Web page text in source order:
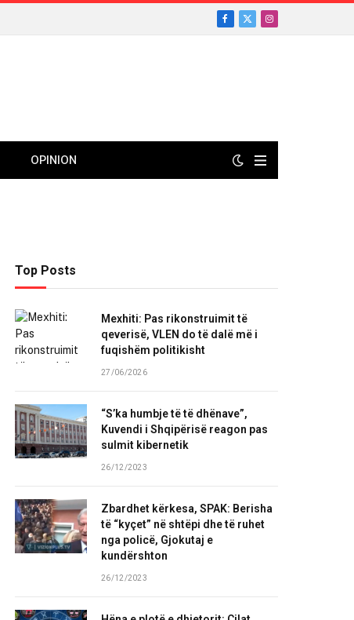
Facebook
X
Instagram
OPINION
Top Posts
Mexhiti: Pas rikonstruimit të
qeverisë, VLEN do të dalë më i
fuqishëm politikisht
27/06/2026
“S’ka humbje të të dhënave”,
Kuvendi i Shqipërisë reagon pas
sulmit kibernetik
26/12/2023
Zbardhet kërkesa, SPAK: Berisha
të “kyçet” në shtëpi dhe të ruhet
nga policë, Gjokutaj e
kundërshton
26/12/2023